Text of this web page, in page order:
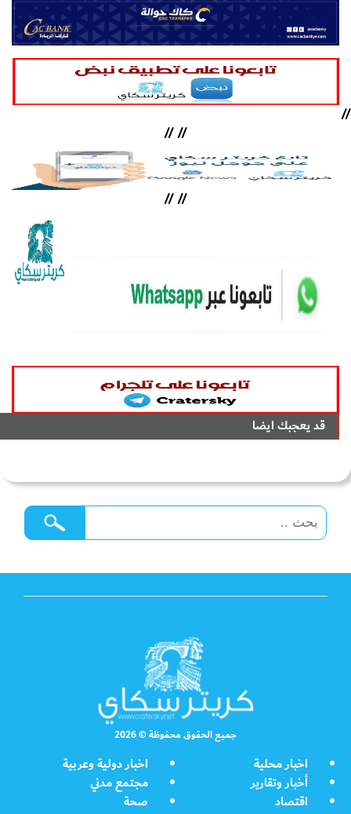
//
//
//
//
//
قد يعجبك ايضا
جميع الحقوق محفوظة © 2026
اخبار محلية
اخبار دولية وعربية
أخبار وتقارير
مجتمع مدني
اقتصاد
صحة